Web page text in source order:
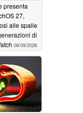
presenta
27,
alle spalle
di
06/09/2026